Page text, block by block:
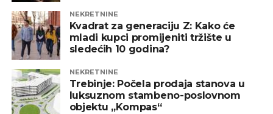
NEKRETNINE
Kvadrat za generaciju Z: Kako će
mladi kupci promijeniti tržište u
sledećih 10 godina?
NEKRETNINE
Trebinje: Počela prodaja stanova u
luksuznom stambeno-poslovnom
objektu „Kompas“